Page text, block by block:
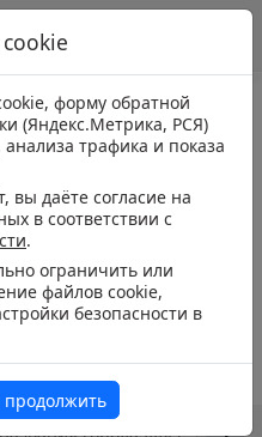
форму обратной
(Яндекс.Метрика, РСЯ)
трафика и показа
вы даёте согласие на
в соответствии с
.
ограничить или
файлов cookie,
безопасности в
продолжить